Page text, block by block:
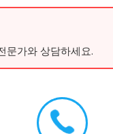
문가와 상담하세요.